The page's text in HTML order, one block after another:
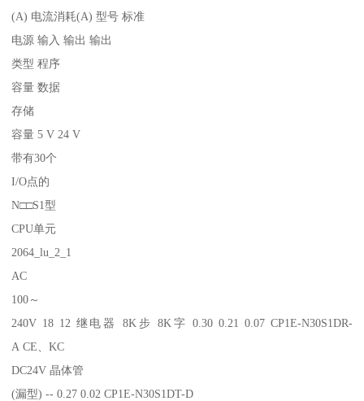
(A) 电流消耗(A) 型号 标准
电源 输入 输出 输出
类型 程序
容量 数据
存储
容量 5 V 24 V
带有30个
I/O点的
N□□S1型
CPU单元
2064_lu_2_1
AC
100～
240V 18 12 继电器 8K步 8K字 0.30 0.21 0.07 CP1E-N30S1DR-
A CE、KC
DC24V 晶体管
(漏型) -- 0.27 0.02 CP1E-N30S1DT-D